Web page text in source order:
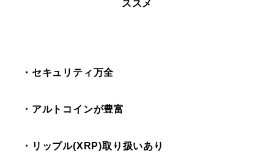
ススメ
・セキュリティ万全
・アルトコインが豊富
・リップル(XRP)取り扱いあり